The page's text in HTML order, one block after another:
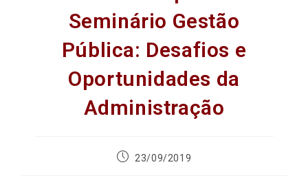
Seminário Gestão
Pública: Desafios e
Oportunidades da
Administração
23/09/2019